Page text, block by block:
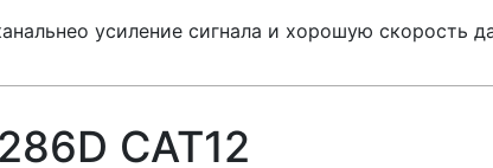
усиление сигнала и хорошую скорость
CAT12